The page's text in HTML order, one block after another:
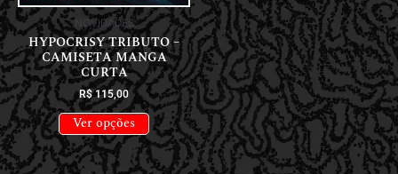
NOVIDADES
HYPOCRISY TRIBUTO –
CAMISETA MANGA
CURTA
R$115,00
Ver opções